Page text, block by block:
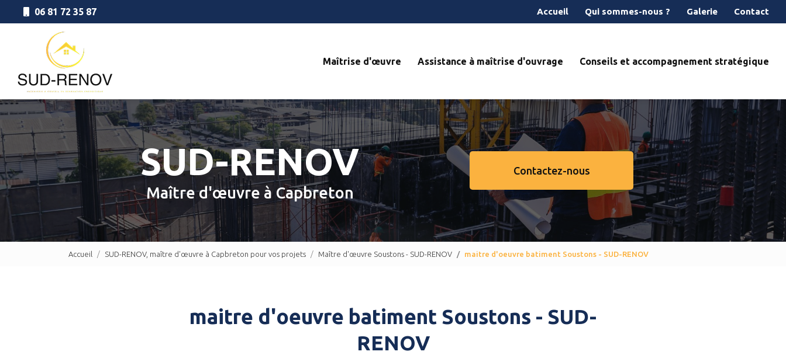
06 81 72 35 87 Accueil Qui sommes-nous ? Galerie Contact
Maîtrise d'œuvre Assistance à maîtrise d'ouvrage Conseils et accompagnement stratégique
SUD-RENOV
Maître d'œuvre à Capbreton
Contactez-nous
Accueil SUD-RENOV, maître d'œuvre à Capbreton pour vos projets Maître d'œuvre Soustons - SUD-RENOV maitre d'oeuvre batiment Soustons - SUD-RENOV
maitre d'oeuvre batiment Soustons - SUD-
RENOV